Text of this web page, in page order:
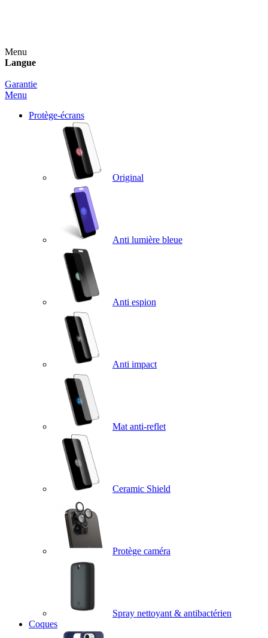
Menu
Langue
Garantie
Menu
Protège-écrans
Original
Anti lumière bleue
Anti espion
Anti impact
Mat anti-reflet
Ceramic Shield
Protège caméra
Spray nettoyant & antibactérien
Coques